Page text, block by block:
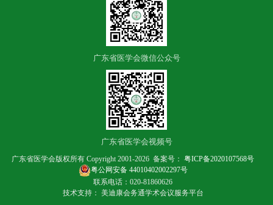
广东省医学会微信公众号
广东省医学会视频号
广东省医学会版权所有 Copyright 2001-2026 备案号： 粤ICP备2020107568号
粤公网安备 44010402002297号
联系电话：020-81860626
技术支持： 美迪康会务通学术会议服务平台